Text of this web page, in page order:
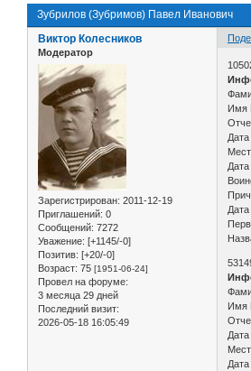
Зубрилов (Зубримов) Павел Иванович
Виктор Колесников
Модератор
Зарегистрирован: 2011-12-19
Приглашений: 0
Сообщений: 7272
Уважение: [+1145/-0]
Позитив: [+20/-0]
Возраст: 75 [1951-06-24]
Провел на форуме:
3 месяца 29 дней
Последний визит:
2026-05-18 16:05:49
Имя
Имя